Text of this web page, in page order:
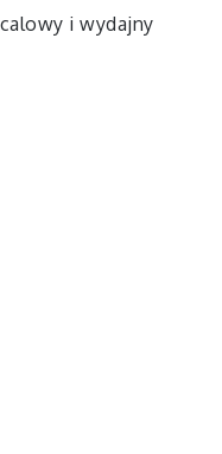
i wydajny